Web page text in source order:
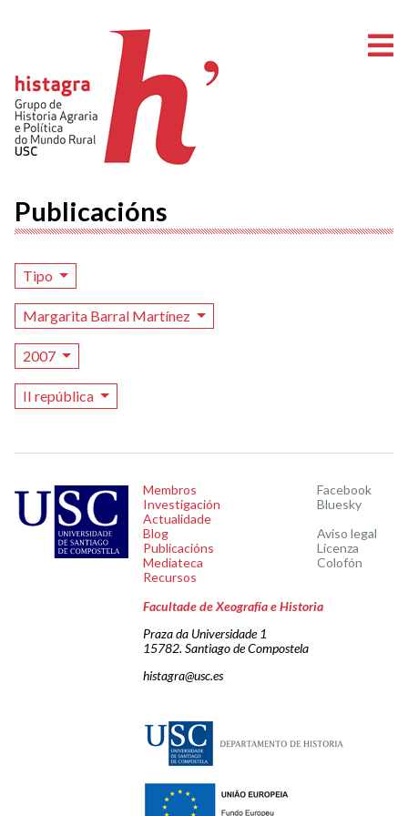
Publicacións
Tipo
Margarita Barral Martínez
2007
II república
Membros
Investigación
Actualidade
Blog
Publicacións
Mediateca
Recursos
Facebook
Bluesky
Aviso legal
Licenza
Colofón
Facultade de Xeografía e Historia
Praza da Universidade 1
15782. Santiago de Compostela
histagra@usc.es